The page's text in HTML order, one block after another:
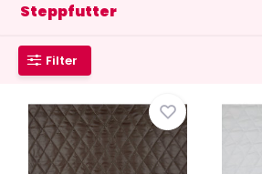
Steppfutter
Filter